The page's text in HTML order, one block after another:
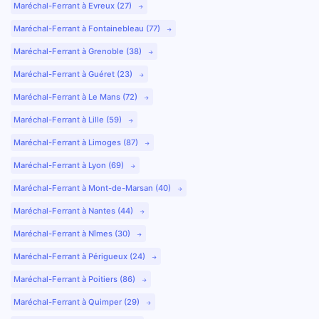
Maréchal-Ferrant à Evreux (27)
Maréchal-Ferrant à Fontainebleau (77)
Maréchal-Ferrant à Grenoble (38)
Maréchal-Ferrant à Guéret (23)
Maréchal-Ferrant à Le Mans (72)
Maréchal-Ferrant à Lille (59)
Maréchal-Ferrant à Limoges (87)
Maréchal-Ferrant à Lyon (69)
Maréchal-Ferrant à Mont-de-Marsan (40)
Maréchal-Ferrant à Nantes (44)
Maréchal-Ferrant à Nîmes (30)
Maréchal-Ferrant à Périgueux (24)
Maréchal-Ferrant à Poitiers (86)
Maréchal-Ferrant à Quimper (29)